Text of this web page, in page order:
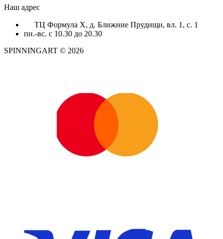
Наш адрес
ТЦ Формула X, д. Ближние Прудищи, вл. 1, с. 1
пн.-вс. с 10.30 до 20.30
SPINNINGART © 2026